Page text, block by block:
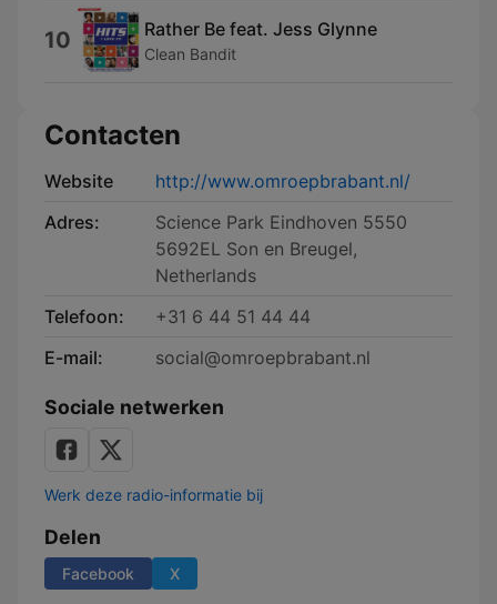
10 Rather Be feat. Jess Glynne
Clean Bandit
Contacten
Website
http://www.omroepbrabant.nl/
Adres:
Science Park Eindhoven 5550
5692EL Son en Breugel,
Netherlands
Telefoon:
+31 6 44 51 44 44
E-mail:
social@omroepbrabant.nl
Sociale netwerken
Werk deze radio-informatie bij
Delen
Facebook X